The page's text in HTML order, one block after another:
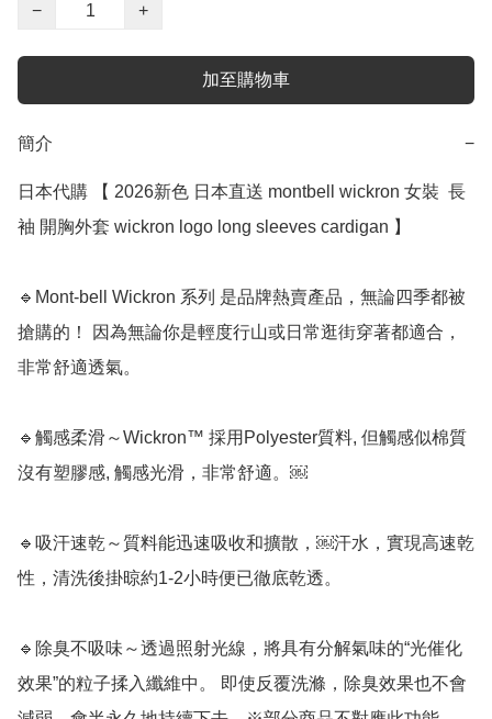
−
+
加至購物車
簡介 −
日本代購 【 2026新色 日本直送 montbell wickron 女裝  長
袖 開胸外套 wickron logo long sleeves cardigan 】
🔹Mont-bell Wickron 系列 是品牌熱賣產品，無論四季都被
搶購的！ 因為無論你是輕度行山或日常逛街穿著都適合，
非常舒適透氣。
🔹觸感柔滑～Wickron™️ 採用Polyester質料, 但觸感似棉質
沒有塑膠感, 觸感光滑，非常舒適。￼
🔹吸汗速乾～質料能迅速吸收和擴散，￼汗水，實現高速乾
性，清洗後掛晾約1-2小時便已徹底乾透。
🔹除臭不吸味～透過照射光線，將具有分解氣味的“光催化
效果”的粒子揉入纖維中。 即使反覆洗滌，除臭效果也不會